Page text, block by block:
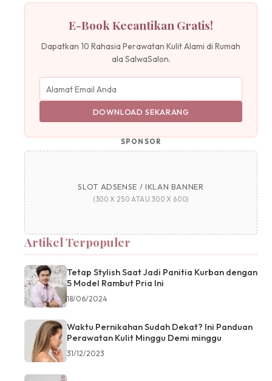
E-Book Kecantikan Gratis!
Dapatkan 10 Rahasia Perawatan Kulit Alami di Rumah
ala SalwaSalon.
DOWNLOAD SEKARANG
SPONSOR
SLOT ADSENSE / IKLAN BANNER
(300 X 250 ATAU 300 X 600)
Artikel Terpopuler
Tetap Stylish Saat Jadi Panitia Kurban dengan
5 Model Rambut Pria Ini
18/06/2024
Waktu Pernikahan Sudah Dekat? Ini Panduan
Perawatan Kulit Minggu Demi minggu
31/12/2023